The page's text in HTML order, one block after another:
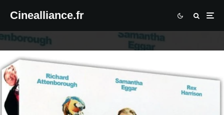
Cinealliance.fr